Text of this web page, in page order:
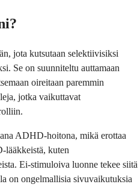
jota kutsutaan selektiivisiksi
Se on suunniteltu auttamaan
oireitaan paremmin
jotka vaikuttavat
ADHD-hoitona, mikä erottaa
lääkkeistä, kuten
Ei-stimuloiva luonne tekee siitä
on ongelmallisia sivuvaikutuksia